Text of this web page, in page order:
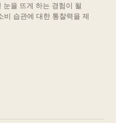
눈을 뜨게 하는 경험이 될
비 습관에 대한 통찰력을 제